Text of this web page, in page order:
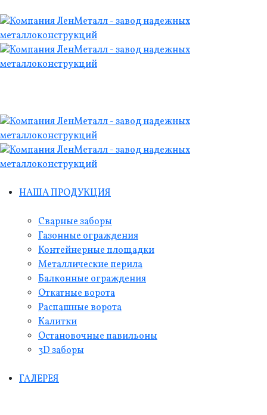
НАША ПРОДУКЦИЯ
Сварные заборы
Газонные ограждения
Контейнерные площадки
Металлические перила
Балконные ограждения
Откатные ворота
Распашные ворота
Калитки
Остановочные павильоны
3D заборы
ГАЛЕРЕЯ